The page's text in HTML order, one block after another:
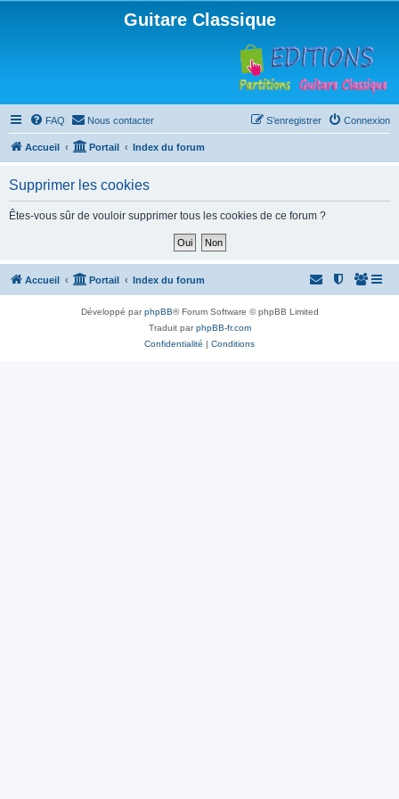
Guitare Classique
FAQ Nous contacter Connexion
S’enregistrer
Accueil Portail Index du forum
Supprimer les cookies
Êtes-vous sûr de vouloir supprimer tous les cookies de ce forum ?
Accueil Portail Index du forum
Développé parphpBB® Forum Software © phpBB Limited
Traduit parphpBB-fr.com
Confidentialité | Conditions